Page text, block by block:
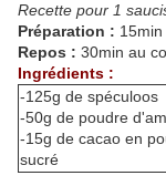
Recette pour 1
Préparation : 15min
Repos : 30min au
Ingrédients :
-125g de spéculoos
-50g de poudre
-15g de cacao en
sucré